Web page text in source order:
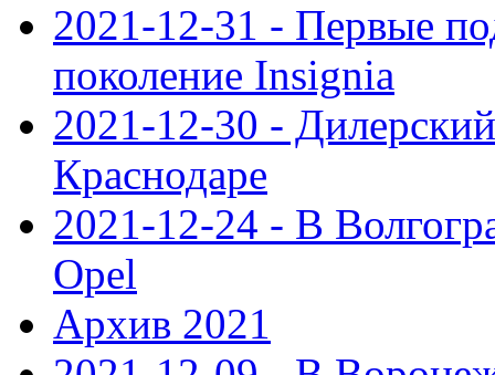
2021-12-31 - Первые
поколение Insignia
2021-12-30 -
Краснодаре
2021-12-24 - В
Opel
Архив 2021